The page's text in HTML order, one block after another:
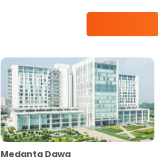
Medanta Dawa